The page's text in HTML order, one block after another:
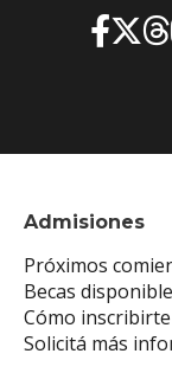
Admisiones
Próximos
Becas
Cómo inscribirte
Solicitá más